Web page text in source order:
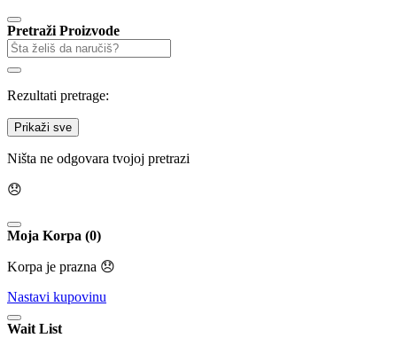
Pretraži Proizvode
Rezultati pretrage:
Prikaži sve
Ništa ne odgovara tvojoj pretrazi
😞
Moja Korpa (0)
Korpa je prazna 😞
Nastavi kupovinu
Wait List